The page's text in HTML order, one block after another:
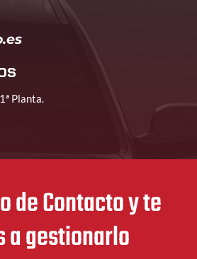
Planta.
de Contacto y te
a gestionarlo